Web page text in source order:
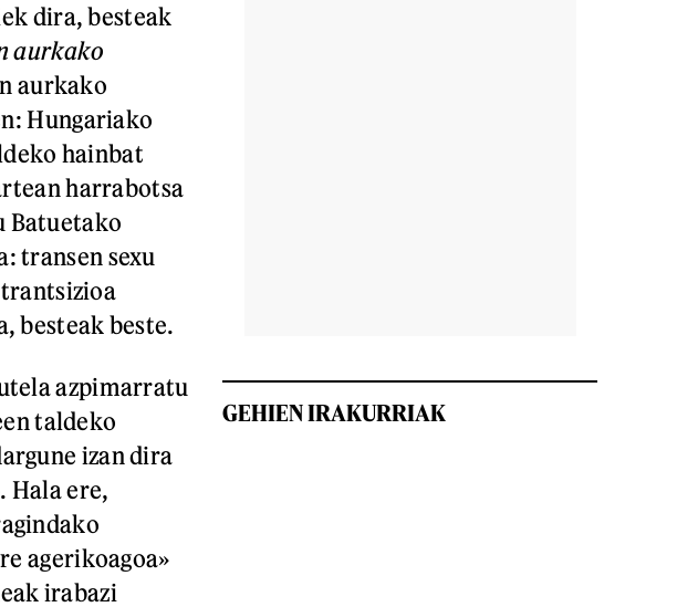
dira, besteak
aurkako
aurkako
Hungariako
hainbat
harrabotsa
Batuetako
transen sexu
besteak beste.
azpimarratu
taldeko
izan dira
Hala ere,
agerikoagoa»
irabazi
GEHIEN IRAKURRIAK